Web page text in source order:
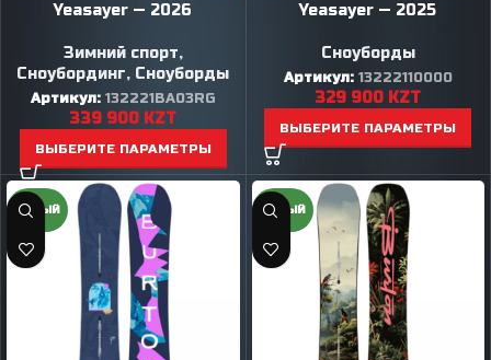
Yeasayer — 2026
Зимний спорт,
Сноубординг, Сноуборды
Артикул: 132221BA03RG
339 900 KZT
ВЫБЕРИТЕ ПАРАМЕТРЫ
Yeasayer — 2025
Сноуборды
Артикул: 13222110000
329 900 KZT
ВЫБЕРИТЕ ПАРАМЕТРЫ
НОВЫЙ НОВЫЙ